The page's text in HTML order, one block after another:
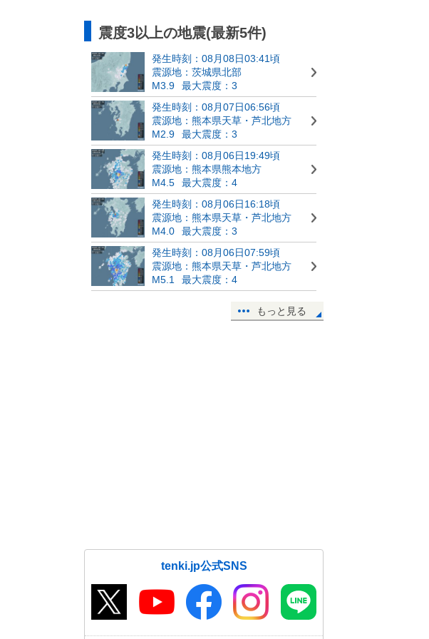
震度3以上の地震(最新5件)
発生時刻：08月08日03:41頃
震源地：茨城県北部
M3.9
最大震度：3
発生時刻：08月07日06:56頃
震源地：熊本県天草・芦北地方
M2.9
最大震度：3
発生時刻：08月06日19:49頃
震源地：熊本県熊本地方
M4.5
最大震度：4
発生時刻：08月06日16:18頃
震源地：熊本県天草・芦北地方
M4.0
最大震度：3
発生時刻：08月06日07:59頃
震源地：熊本県天草・芦北地方
M5.1
最大震度：4
もっと見る
tenki.jp公式SNS